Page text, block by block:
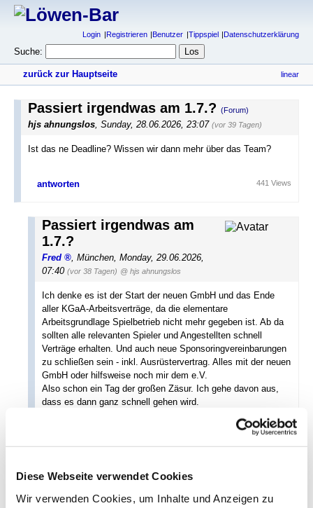
Diese Webseite verwendet Cookies
Wir verwenden Cookies, um Inhalte und Anzeigen zu
Login Registrieren Benutzer Tippspiel Datenschutzerklärung
Suche:
zurück zur Hauptseite linear
Passiert irgendwas am 1.7.? (Forum)
hjs ahnungslos, Sunday, 28.06.2026, 23:07 (vor 39 Tagen)
Ist das ne Deadline? Wissen wir dann mehr über das Team?
antworten 441 Views
Passiert irgendwas am
1.7.?
Fred , München, Monday, 29.06.2026,
07:40 (vor 38 Tagen) @ hjs ahnungslos
Ich denke es ist der Start der neuen GmbH und das Ende
aller KGaA-Arbeitsverträge, da die elementare
Arbeitsgrundlage Spielbetrieb nicht mehr gegeben ist. Ab da
sollten alle relevanten Spieler und Angestellten schnell
Verträge erhalten. Und auch neue Sponsoringvereinbarungen
zu schließen sein - inkl. Ausrüstervertrag. Alles mit der neuen
GmbH oder hilfsweise noch mir dem e.V.
Also schon ein Tag der großen Zäsur. Ich gehe davon aus,
dass es dann ganz schnell gehen wird.
antworten